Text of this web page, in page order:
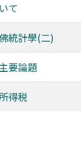
て
統計學(二)
要論題
得税